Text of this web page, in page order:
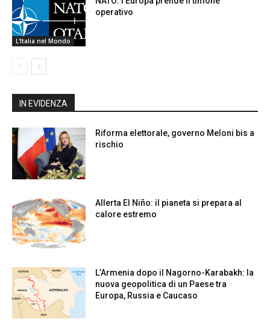
L'Italia nel Mondo
operativo
IN EVIDENZA
Riforma elettorale, governo Meloni bis a
rischio
Allerta El Niño: il pianeta si prepara al
calore estremo
L’Armenia dopo il Nagorno-Karabakh: la
nuova geopolitica di un Paese tra
Europa, Russia e Caucaso